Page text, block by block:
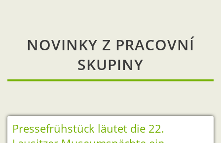
NOVINKY Z PRACOVNÍ
SKUPINY
Pressefrühstück läutet die 22.
Lausitzer Museumsnächte ein